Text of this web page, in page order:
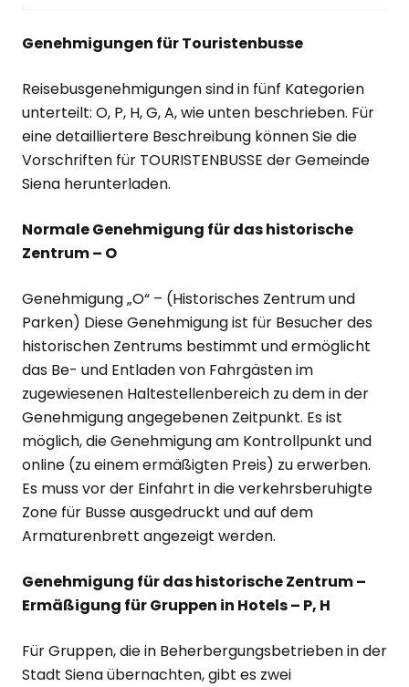
Genehmigungen für Touristenbusse
Reisebusgenehmigungen sind in fünf Kategorien
unterteilt: O, P, H, G, A, wie unten beschrieben. Für
eine detailliertere Beschreibung können Sie die
Vorschriften für TOURISTENBUSSE der Gemeinde
Siena herunterladen.
Normale Genehmigung für das historische
Zentrum – O
Genehmigung „O“ – (Historisches Zentrum und
Parken) Diese Genehmigung ist für Besucher des
historischen Zentrums bestimmt und ermöglicht
das Be- und Entladen von Fahrgästen im
zugewiesenen Haltestellenbereich zu dem in der
Genehmigung angegebenen Zeitpunkt. Es ist
möglich, die Genehmigung am Kontrollpunkt und
online (zu einem ermäßigten Preis) zu erwerben.
Es muss vor der Einfahrt in die verkehrsberuhigte
Zone für Busse ausgedruckt und auf dem
Armaturenbrett angezeigt werden.
Genehmigung für das historische Zentrum –
Ermäßigung für Gruppen in Hotels – P, H
Für Gruppen, die in Beherbergungsbetrieben in der
Stadt Siena übernachten, gibt es zwei